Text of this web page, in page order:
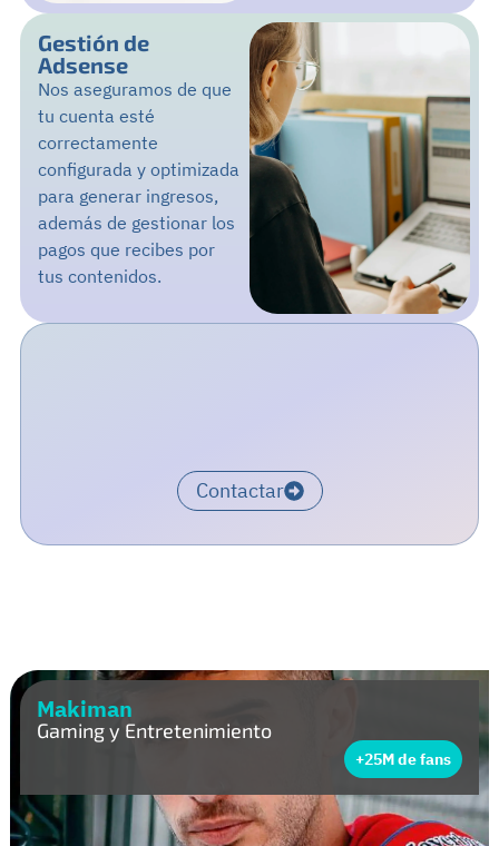
Gestión de
Adsense
Nos aseguramos de que
tu cuenta esté
correctamente
configurada y optimizada
para generar ingresos,
además de gestionar los
pagos que recibes por
tus contenidos.
Contactar
Makiman
Gaming y Entretenimiento
+25M de fans